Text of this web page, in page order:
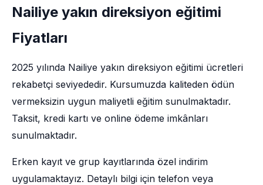
Nailiye yakın direksiyon eğitimi
Fiyatları
2025 yılında Nailiye yakın direksiyon eğitimi ücretleri
rekabetçi seviyededir. Kursumuzda kaliteden ödün
vermeksizin uygun maliyetli eğitim sunulmaktadır.
Taksit, kredi kartı ve online ödeme imkânları
sunulmaktadır.
Erken kayıt ve grup kayıtlarında özel indirim
uygulamaktayız. Detaylı bilgi için telefon veya